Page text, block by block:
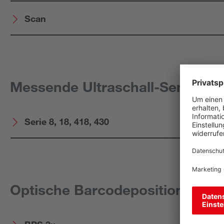
Scan
Messende Ultraschall-Sensoren
Serie 8, 18, 418, 430
Optische